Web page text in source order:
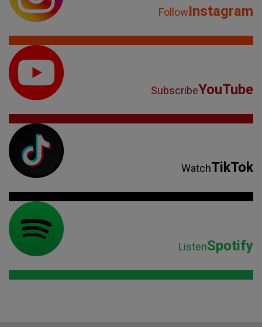
FollowInstagram
SubscribeYouTube
WatchTikTok
ListenSpotify